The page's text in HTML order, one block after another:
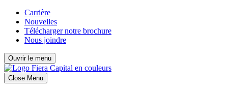
Carrière
Nouvelles
Télécharger notre brochure
Nous joindre
Ouvrir le menu
Close Menu